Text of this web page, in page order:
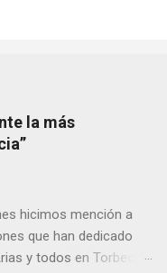
la más
hicimos mención a
que han dedicado
y todos en Torbeo